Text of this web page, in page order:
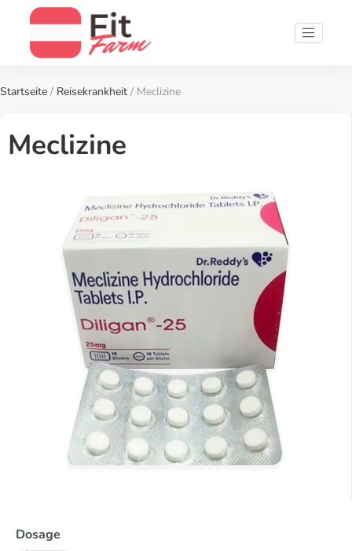
Startseite / Reisekrankheit / Meclizine
Meclizine
Dosage